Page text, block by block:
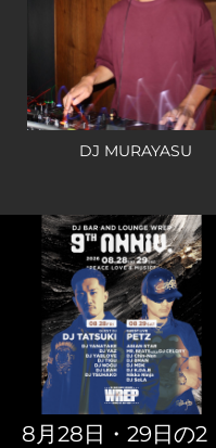
DJ MURAYASU
8月28日・29日の2